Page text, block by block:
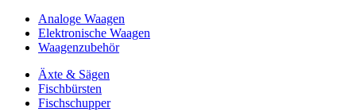
Analoge Waagen
Elektronische Waagen
Waagenzubehör
Äxte & Sägen
Fischbürsten
Fischschupper